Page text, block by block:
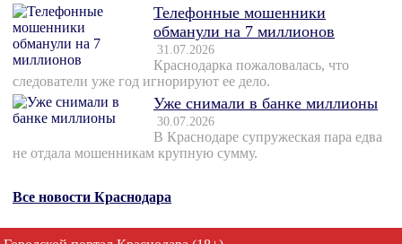
Телефонные мошенники
обманули на 7 миллионов
31.07.2026
Краснодарка пожаловалась, что
следователи уже год игнорируют ее дело.
Уже снимали в банке миллионы
30.07.2026
В Краснодаре супружеская пара едва
не отдала мошенникам крупную сумму.
Все новости Краснодара